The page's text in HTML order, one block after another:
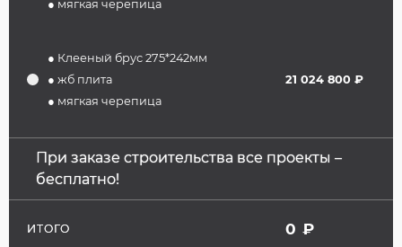
● мягкая черепица
● Клееный брус 275*242мм
● жб плита
● мягкая черепица
21 024 800 ₽
При заказе строительства все проекты –
бесплатно!
ИТОГО 0 ₽